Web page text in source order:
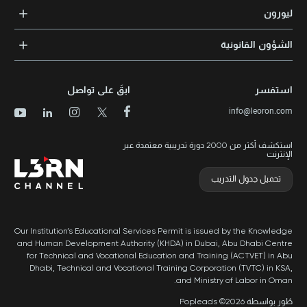
الشهادات المعتمدة
مجالات المعرفة
مواقع التدريب
الدورات الأعلى تقييمًا حسب الدولة
الإرشاد والتوجيه المهني
ليورون
الأخبار
برنامج الامتيازات
الشؤون القانونية
سياسة الخصوصية وملفات تعريف الارتباط
استكشف أكثر من 2000 دورة تدريبية معتمدة عبر
الإنترنت
تحميل جدول التدريب
استفسر
info@leoron.com
ابقَ على تواصل
Our Institution’s Educational Services Permit is issued by the Knowledge
and Human Development Authority (KHDA) in Dubai, Abu Dhabi Centre
for Technical and Vocational Education and Training (ACTVET) in Abu
Dhabi, Technical and Vocational Training Corporation (TVTC) in KSA,
and Ministry of Labor in Oman.
طُور بواسطة Popleads ©2026